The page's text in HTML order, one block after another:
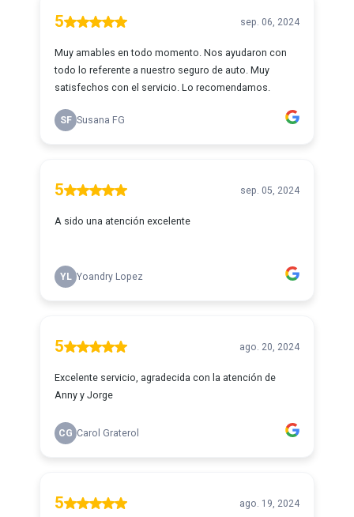
5 sep. 06, 2024
Muy amables en todo momento. Nos ayudaron con
todo lo referente a nuestro seguro de auto. Muy
satisfechos con el servicio. Lo recomendamos.
SF Susana FG
5 sep. 05, 2024
A sido una atención excelente
YL Yoandry Lopez
5 ago. 20, 2024
Excelente servicio, agradecida con la atención de
Anny y Jorge
CG Carol Graterol
5 ago. 19, 2024